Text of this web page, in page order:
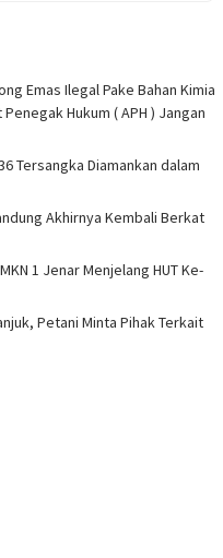
Emas Ilegal Pake Bahan Kimia
Hukum ( APH ) Jangan
Tersangka Diamankan dalam
Akhirnya Kembali Berkat
1 Jenar Menjelang HUT Ke-
Petani Minta Pihak Terkait